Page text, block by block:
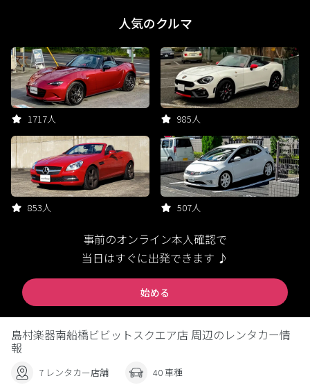
人気のクルマ
1717人 985人
853人 507人
事前のオンライン本人確認で
当日はすぐに出発できます ♪
始める
島村楽器南船橋ビビットスクエア店 周辺のレンタカー情
報
7 レンタカー店舗 40 車種